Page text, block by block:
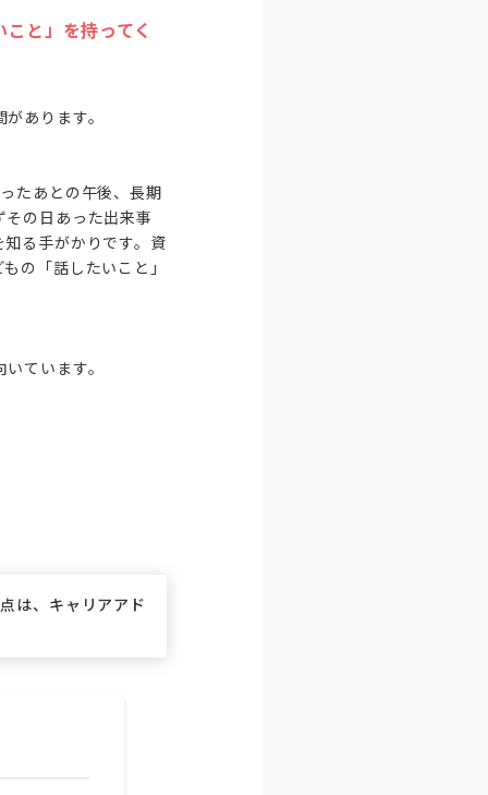
と」を持ってく
あります。
たあとの午後、長期
の日あった出来事
る手がかりです。資
の「話したいこと」
ています。
は、キャリアアド